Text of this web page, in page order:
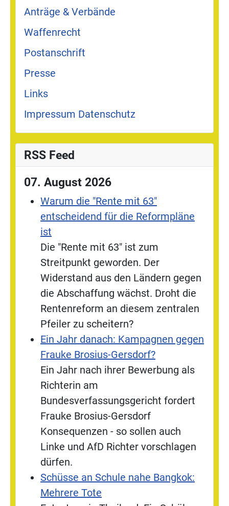
Anträge & Verbände
Waffenrecht
Postanschrift
Presse
Links
Impressum Datenschutz
RSS Feed
07. August 2026
Warum die "Rente mit 63"
entscheidend für die Reformpläne
ist
Die "Rente mit 63" ist zum
Streitpunkt geworden. Der
Widerstand aus den Ländern gegen
die Abschaffung wächst. Droht die
Rentenreform an diesem zentralen
Pfeiler zu scheitern?
Ein Jahr danach: Kampagnen gegen
Frauke Brosius-Gersdorf?
Ein Jahr nach ihrer Bewerbung als
Richterin am
Bundesverfassungsgericht fordert
Frauke Brosius-Gersdorf
Konsequenzen - so sollen auch
Linke und AfD Richter vorschlagen
dürfen.
Schüsse an Schule nahe Bangkok:
Mehrere Tote